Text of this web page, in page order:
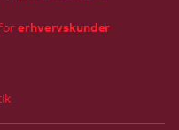
erhvervskunder